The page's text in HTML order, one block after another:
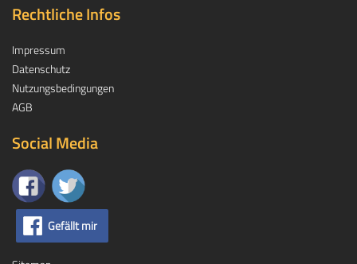
Rechtliche Infos
Impressum
Datenschutz
Nutzungsbedingungen
AGB
Social Media
Gefällt mir